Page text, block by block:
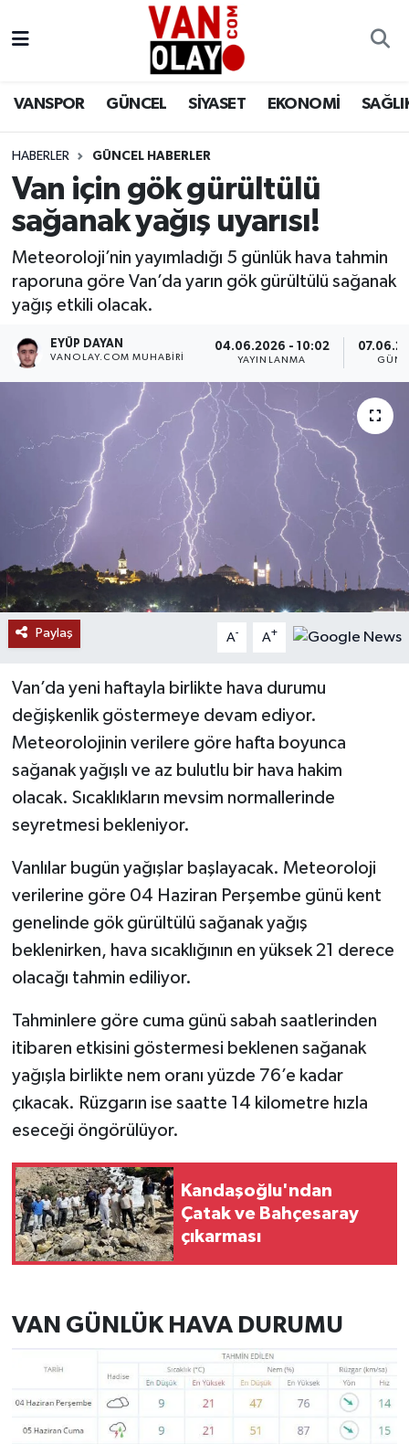
VANSPOR GÜNCEL SİYASET EKONOMİ
HABERLER GÜNCEL HABERLER
Van için gök gürültülü
sağanak yağış uyarısı!
Meteoroloji’nin yayımladığı 5 günlük hava tahmin
raporuna göre Van’da yarın gök gürültülü sağanak
yağış etkili olacak.
EYÜP DAYAN
VANOLAY.COM MUHABIRI
04.06.2026 - 10:02
YAYINLANMA
Paylaş A- A+
Van’da yeni haftayla birlikte hava durumu
değişkenlik göstermeye devam ediyor.
Meteorolojinin verilere göre hafta boyunca
sağanak yağışlı ve az bulutlu bir hava hakim
olacak. Sıcaklıkların mevsim normallerinde
seyretmesi bekleniyor.
Vanlılar bugün yağışlar başlayacak. Meteoroloji
verilerine göre 04 Haziran Perşembe günü kent
genelinde gök gürültülü sağanak yağış
beklenirken, hava sıcaklığının en yüksek 21 derece
olacağı tahmin ediliyor.
Tahminlere göre cuma günü sabah saatlerinden
itibaren etkisini göstermesi beklenen sağanak
yağışla birlikte nem oranı yüzde 76’e kadar
çıkacak. Rüzgarın ise saatte 14 kilometre hızla
eseceği öngörülüyor.
Kandaşoğlu'ndan
Çatak ve Bahçesaray
çıkarması
VAN GÜNLÜK HAVA DURUMU
Siyaset
Ekonomi
Sağlık
Eğitim
Bilim & Teknoloji
RESMİ İLANLAR
Van Nöbetçi Eczaneler
Van Namaz Vakitleri
Van Trafik Yoğunluk Haritası
Süper Lig Puan Durumu ve Fikstür
Tüm Manşetler
Son Dakika Haberleri